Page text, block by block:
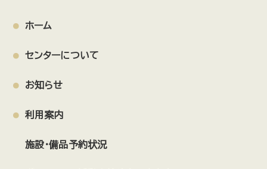
ホーム
センターについて
お知らせ
利用案内
施設・備品予約状況